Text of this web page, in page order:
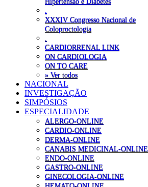
XXXIV Congresso Nacional de
Coloproctologia
CARDIORRENAL LINK
ON CARDIOLOGIA
ON TO CARE
» Ver todos
NACIONAL
INVESTIGAÇÃO
SIMPÓSIOS
ESPECIALIDADE
ALERGO-ONLINE
CARDIO-ONLINE
DERMA-ONLINE
CANABIS MEDICINAL-ONLINE
ENDO-ONLINE
GASTRO-ONLINE
GINECOLOGIA-ONLINE